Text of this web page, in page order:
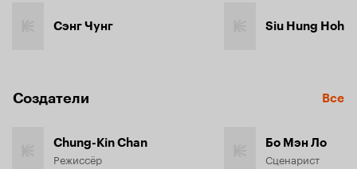
Сэнг Чунг Siu Hung Hoh
Создатели Все
Chung-Kin Chan
Режиссёр
Бо Мэн Ло
Сценарист